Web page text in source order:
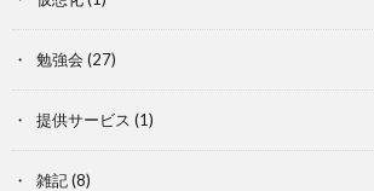
勉強会 (27)
提供サービス (1)
雑記(8)